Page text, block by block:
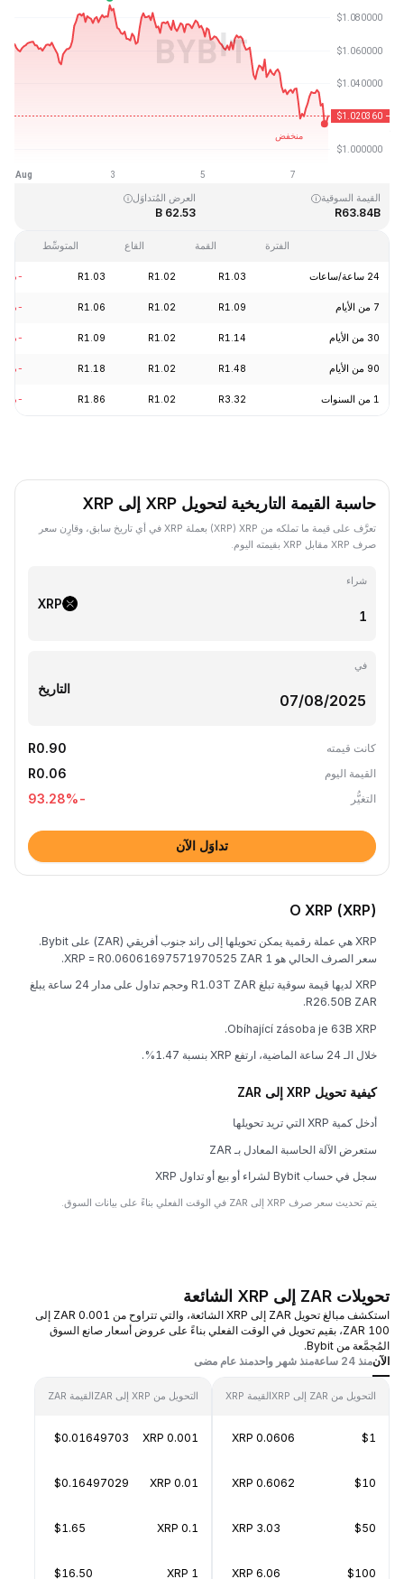
القمَّة التاريخية
القيمة السوقية
R63.84B
العرض المُتداوَل
62.53 B
الفترة القمة القاع المتوسِّط
24 ساعة/ساعات R1.03
R1.02
R1.03
-1.96%
7 من الأيام R1.09
R1.02
R1.06
-4.47%
30 من الأيام R1.14
R1.02
R1.09
-5.97%
90 من الأيام R1.48
R1.02
R1.18
-12.93%
1 من السنوات R3.32
R1.02
R1.86
-66.52%
حاسبة القيمة التاريخية لتحويل XRP إلى XRP
تعرَّف على قيمة ما تملكه من XRP ‏(XRP) بعملة XRP في أي تاريخ سابق، وقارِن سعر
صرف XRP مقابل XRP بقيمته اليوم.
شراء
XRP
في
التاريخ
كانت قيمته R0.90
القيمة اليوم R0.06
التغيُّر -93.28
%
تداوَل الآن
O XRP (XRP)
XRP هي عملة رقمية يمكن تحويلها إلى راند جنوب أفريقي (ZAR) على Bybit.
سعر الصرف الحالي هو 1 XRP = R0.06061697571970525 ZAR.
XRP لديها قيمة سوقية تبلغ R1.03T ZAR وحجم تداول على مدار 24 ساعة يبلغ
R26.50B ZAR.
Obíhající zásoba je 63B XRP.
خلال الـ 24 ساعة الماضية، ارتفع XRP بنسبة 1.47%.
كيفية تحويل XRP إلى ZAR
أدخل كمية XRP التي تريد تحويلها
ستعرض الآلة الحاسبة المعادل بـ ZAR
سجل في حساب Bybit لشراء أو بيع أو تداول XRP
يتم تحديث سعر صرف XRP إلى ZAR في الوقت الفعلي بناءً على بيانات السوق.
تحويلات ZAR إلى XRP الشائعة
استكشف مبالغ تحويل ZAR إلى XRP الشائعة، والتي تتراوح من 0.001 ZAR إلى
100 ZAR، بقيم تحويل في الوقت الفعلي بناءً على عروض أسعار صانع السوق
المُجمَّعة من Bybit.
الآنمنذ 24 ساعة منذ شهر واحدمنذ عام مضى
التحويل من ZAR إلى XRP القيمة XRP
$1
0.0606 XRP
$10
0.6062 XRP
$50
3.03 XRP
$100
6.06 XRP
التحويل من XRP إلى ZAR القيمة ZAR
0.001 XRP
$0.01649703
0.01 XRP
$0.16497029
0.1 XRP
$1.65
1 XRP
$16.50